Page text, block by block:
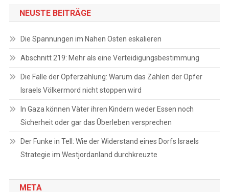
NEUSTE BEITRÄGE
Die Spannungen im Nahen Osten eskalieren
Abschnitt 219: Mehr als eine Verteidigungsbestimmung
Die Falle der Opferzählung: Warum das Zählen der Opfer
Israels Völkermord nicht stoppen wird
In Gaza können Väter ihren Kindern weder Essen noch
Sicherheit oder gar das Überleben versprechen
Der Funke in Tell: Wie der Widerstand eines Dorfs Israels
Strategie im Westjordanland durchkreuzte
META